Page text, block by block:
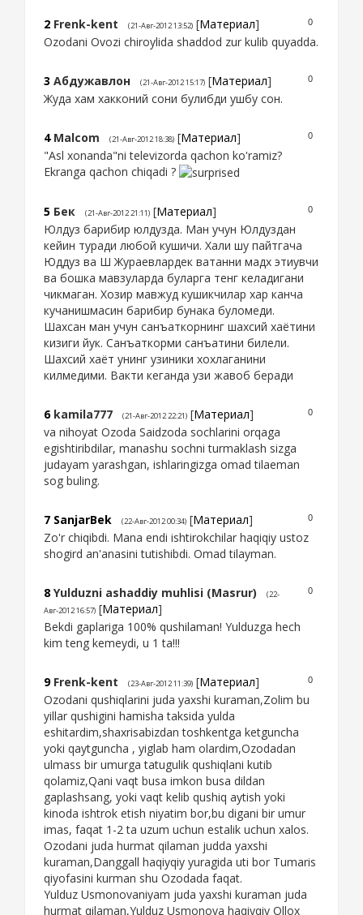
0
2 Frenk-kent (21-Авг-2012 13:52) [Материал]
Ozodani Ovozi chiroylida shaddod zur kulib quyadda.
0
3 Абдужавлон (21-Авг-2012 15:17) [Материал]
Жуда хам хакконий сони булибди ушбу сон.
0
4 Malcom (21-Авг-2012 18:38) [Материал]
"Asl xonanda"ni televizorda qachon ko'ramiz?
Ekranga qachon chiqadi ?
0
5 Бек (21-Авг-2012 21:11) [Материал]
Юлдуз барибир юлдузда. Ман учун Юлдуздан
кейин туради любой кушичи. Хали шу пайтгача
Юддуз ва Ш Жураевлардек ватанни мадх этиувчи
ва бошка мавзуларда буларга тенг келадигани
чикмаган. Хозир мавжуд кушикчилар хар канча
кучанишмасин барибир бунака буломеди.
Шахсан ман учун санъаткорнинг шахсий хаётини
кизиги йук. Санъаткорми санъатини билели.
Шахсий хаёт унинг узиники хохлаганини
килмедими. Вакти кеганда узи жавоб беради
0
6 kamila777 (21-Авг-2012 22:21) [Материал]
va nihoyat Ozoda Saidzoda sochlarini orqaga
egishtiribdilar, manashu sochni turmaklash sizga
judayam yarashgan, ishlaringizga omad tilaeman
sog buling.
0
7 SanjarBek (22-Авг-2012 00:34) [Материал]
Zo'r chiqibdi. Mana endi ishtirokchilar haqiqiy ustoz
shogird an'anasini tutishibdi. Omad tilayman.
0
8 Yulduzni ashaddiy muhlisi (Masrur)
(22-
Авг-2012 16:57) [Материал]
Bekdi gaplariga 100% qushilaman! Yulduzga hech
kim teng kemeydi, u 1 ta!!!
0
9 Frenk-kent (23-Авг-2012 11:39) [Материал]
Ozodani qushiqlarini juda yaxshi kuraman,Zolim bu
yillar qushigini hamisha taksida yulda
eshitardim,shaxrisabizdan toshkentga ketguncha
yoki qaytguncha , yiglab ham olardim,Ozodadan
ulmass bir umurga tatugulik qushiqlani kutib
qolamiz,Qani vaqt busa imkon busa dildan
gaplashsang, yoki vaqt kelib qushiq aytish yoki
kinoda ishtrok etish niyatim bor,bu digani bir umur
imas, faqat 1-2 ta uzum uchun estalik uchun xalos.
Ozodani juda hurmat qilaman judda yaxshi
kuraman,Danggall haqiyqiy yuragida uti bor Tumaris
qiyofasini kurman shu Ozodada faqat.
Yulduz Usmonovaniyam juda yaxshi kuraman juda
hurmat qilaman,Yulduz Usmonova haqiyqiy Ollox